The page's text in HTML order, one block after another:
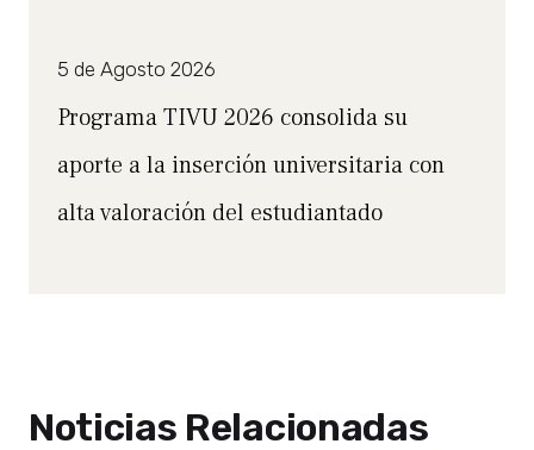
5 de Agosto 2026
Programa TIVU 2026 consolida su
aporte a la inserción universitaria con
alta valoración del estudiantado
Noticias Relacionadas